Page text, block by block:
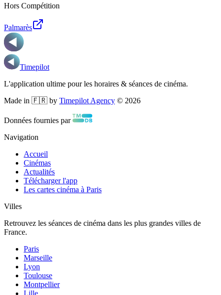
Hors Compétition
Palmarès
Timepilot
L'application ultime pour les horaires & séances de cinéma.
Made in 🇫🇷 by Timepilot Agency © 2026
Données fournies par
Navigation
Accueil
Cinémas
Actualités
Télécharger l'app
Les cartes cinéma à Paris
Villes
Retrouvez les séances de cinéma dans les plus grandes villes de
France.
Paris
Marseille
Lyon
Toulouse
Montpellier
Lille